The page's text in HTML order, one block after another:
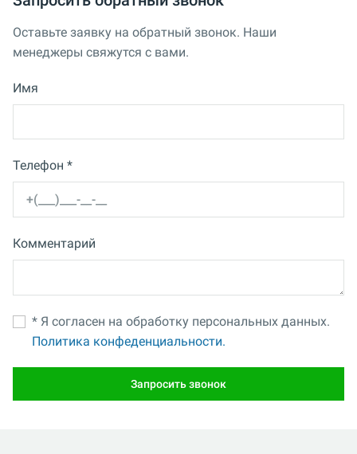
Оставьте заявку на обратный звонок. Наши
менеджеры свяжутся с вами.
Имя
Телефон *
Комментарий
* Я согласен на обработку персональных данных.
Политика конфеденциальности.
Запросить звонок